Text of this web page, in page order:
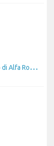
V
isualizza le auto a noleggio di Alfa Romeo